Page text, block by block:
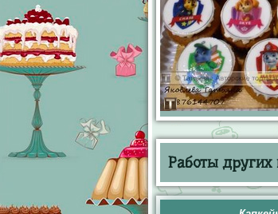
Работы других